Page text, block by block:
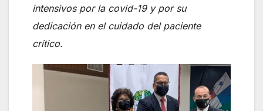
intensivos por la covid-19 y por su
dedicación en el cuidado del paciente
crítico.